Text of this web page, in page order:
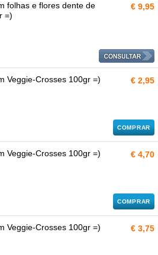
folhas e flores dente de
=)
€ 9,95
Veggie-Crosses 100gr =) € 2,95
COMPRAR
Veggie-Crosses 100gr =) € 4,70
COMPRAR
Veggie-Crosses 100gr =) € 3,75